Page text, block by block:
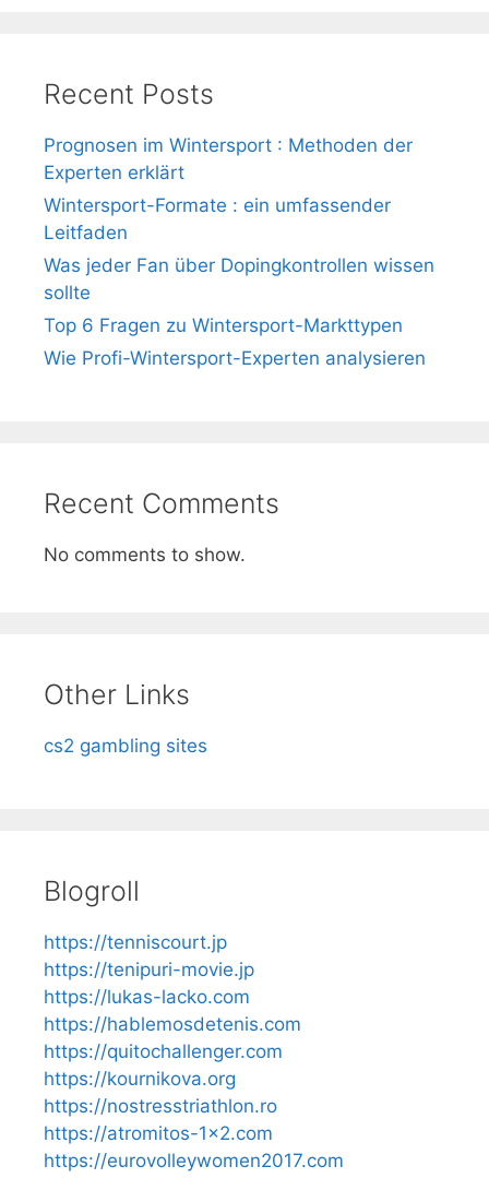
Recent Posts
Prognosen im Wintersport : Methoden der
Experten erklärt
Wintersport-Formate : ein umfassender
Leitfaden
Was jeder Fan über Dopingkontrollen wissen
sollte
Top 6 Fragen zu Wintersport-Markttypen
Wie Profi-Wintersport-Experten analysieren
Recent Comments
No comments to show.
Other Links
cs2 gambling sites
Blogroll
https://tenniscourt.jp
https://tenipuri-movie.jp
https://lukas-lacko.com
https://hablemosdetenis.com
https://quitochallenger.com
https://kournikova.org
https://nostresstriathlon.ro
https://atromitos-1x2.com
https://eurovolleywomen2017.com